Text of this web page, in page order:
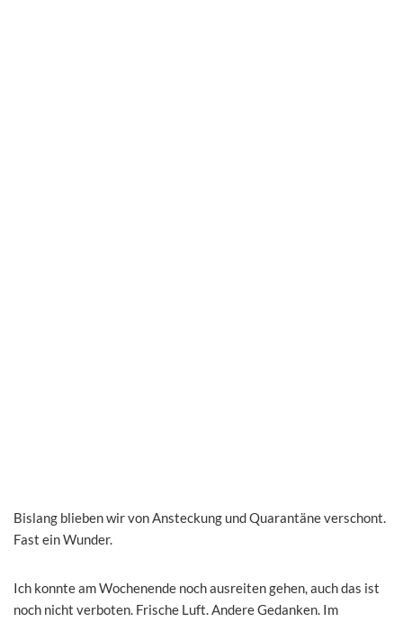
Bislang blieben wir von Ansteckung und Quarantäne verschont.
Fast ein Wunder.
Ich konnte am Wochenende noch ausreiten gehen, auch das ist
noch nicht verboten. Frische Luft. Andere Gedanken. Im